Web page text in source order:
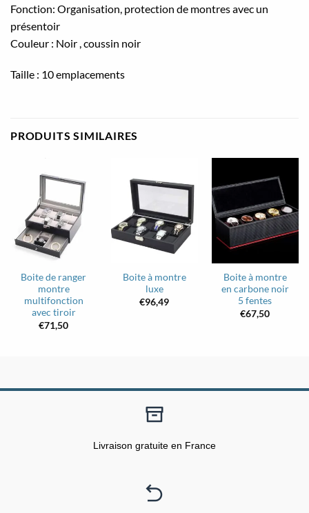
Fonction: Organisation, protection de montres avec un
présentoir
Couleur : Noir , coussin noir
Taille : 10 emplacements
PRODUITS SIMILAIRES
Boite de ranger
montre
multifonction
avec tiroir
€71,50
Boite à montre
luxe
€96,49
Boite à montre
en carbone noir
5 fentes
€67,50
Livraison gratuite en France